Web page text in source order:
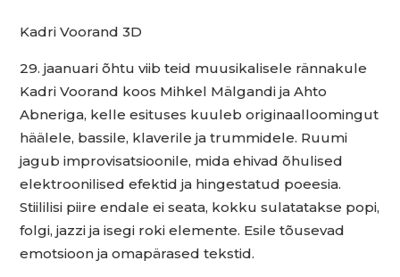
Kadri Voorand 3D
29. jaanuari õhtu viib teid muusikalisele rännakule
Kadri Voorand koos Mihkel Mälgandi ja Ahto
Abneriga, kelle esituses kuuleb originaalloomingut
häälele, bassile, klaverile ja trummidele. Ruumi
jagub improvisatsioonile, mida ehivad õhulised
elektroonilised efektid ja hingestatud poeesia.
Stiililisi piire endale ei seata, kokku sulatatakse popi,
folgi, jazzi ja isegi roki elemente. Esile tõusevad
emotsioon ja omapärased tekstid.